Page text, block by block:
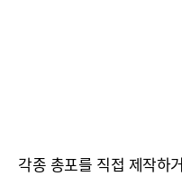
각종 총포를 직접 제작하